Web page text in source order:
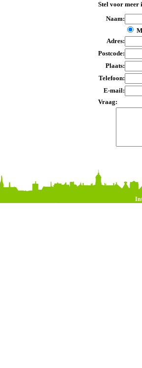
Stel voor meer
Naam:
Adres:
Postcode:
Plaats:
Telefoon:
E-mail:
Vraag: